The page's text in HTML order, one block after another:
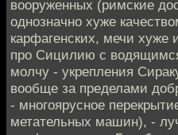
вооруженных (римские
однозначно хуже
карфагенских, мечи хуже
про Сицилию с
молчу - укрепления
вообще за пределами
- многоярусное
метательных машин), -